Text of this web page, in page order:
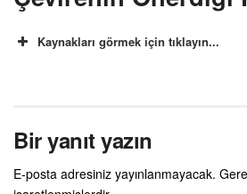
Kaynakları görmek için tıklayın...
Bir yanıt yazın
E-posta adresiniz yayınlanmayacak.